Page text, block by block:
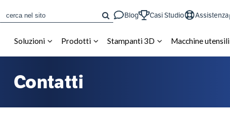
CERCA
Blog Casi Studio Assistenza
Soluzioni Prodotti Stampanti 3D Macchine utensili
Contatti